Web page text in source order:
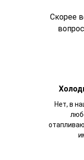
Скорее
Нет, в